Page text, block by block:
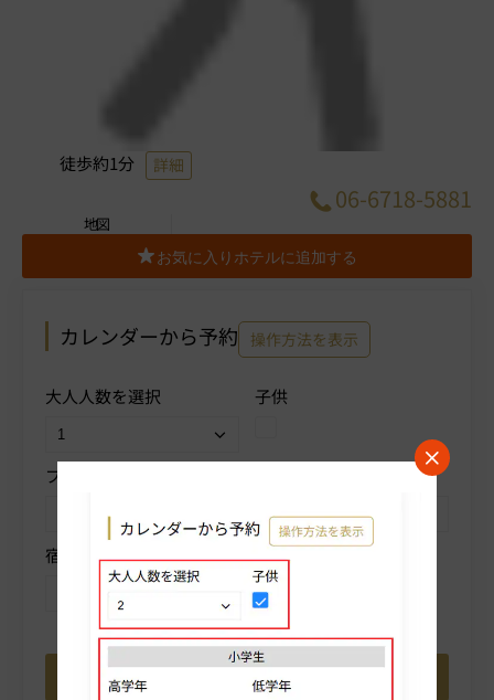
徒歩約1分 詳細
06-6718-5881
地図
お気に入りホテルに追加する
カレンダーから予約 操作方法を表示
大人人数を選択 子供
プランを選択
宿泊数を選択